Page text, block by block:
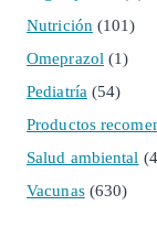
Nutrición(101)
Omeprazol(1)
Pediatría(54)
Productos
Salud ambiental
Vacunas(630)